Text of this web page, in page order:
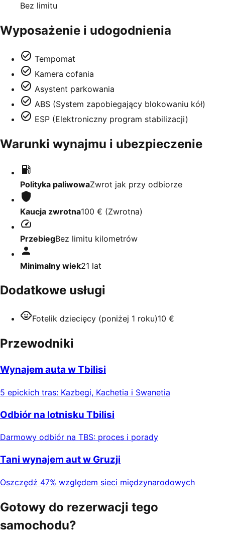
Bez limitu
Wyposażenie i udogodnienia
Tempomat
Kamera cofania
Asystent parkowania
ABS (System zapobiegający blokowaniu kół)
ESP (Elektroniczny program stabilizacji)
Warunki wynajmu i ubezpieczenie
Polityka paliwowaZwrot jak przy odbiorze
Kaucja zwrotna100 € (Zwrotna)
PrzebiegBez limitu kilometrów
Minimalny wiek21 lat
Dodatkowe usługi
Fotelik dziecięcy (poniżej 1 roku)10 €
Przewodniki
Wynajem auta w Tbilisi
5 epickich tras: Kazbegi, Kachetia i Swanetia
Odbiór na lotnisku Tbilisi
Darmowy odbiór na TBS: proces i porady
Tani wynajem aut w Gruzji
Oszczędź 47% względem sieci międzynarodowych
Gotowy do rezerwacji tego
samochodu?